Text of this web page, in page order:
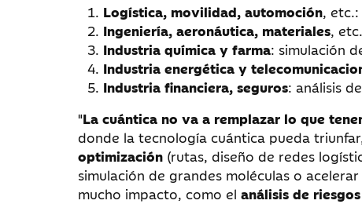
Logística, movilidad, automoción,
Ingeniería, aeronáutica, materiales,
Industria química y farma: simulación
Industria energética y
Industria financiera, seguros: análisis
"La cuántica no va a remplazar lo que
donde la tecnología cuántica pueda
optimización (rutas, diseño de redes
simulación de grandes moléculas o
mucho impacto, como el análisis de riesgos